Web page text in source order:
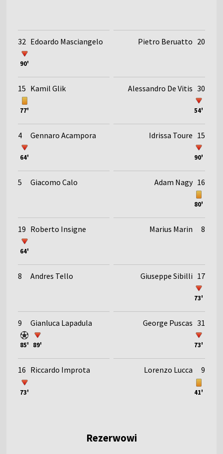
32 Edoardo Masciangelo
90'
15 Kamil Glik
77'
4 Gennaro Acampora
64'
5 Giacomo Calo
19 Roberto Insigne
64'
8 Andres Tello
9 Gianluca Lapadula
85' 89'
16 Riccardo Improta
73'
Pietro Beruatto 20
54'
Alessandro De Vitis 30
90'
Idrissa Toure 15
80'
Adam Nagy 16
Marius Marin 8
73'
Giuseppe Sibilli 17
73'
George Puscas 31
41'
Lorenzo Lucca 9
Rezerwowi